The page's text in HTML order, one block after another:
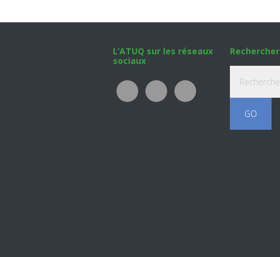
L’ATUQ sur les réseaux
sociaux
Rechercher